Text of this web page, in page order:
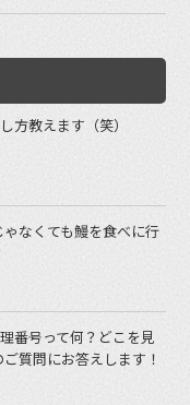
方教えます（笑）
なくても鰻を食べに行
番号って何？どこを見
質問にお答えします！